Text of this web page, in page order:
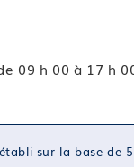
09 h 00 à 17 h
sur la base de